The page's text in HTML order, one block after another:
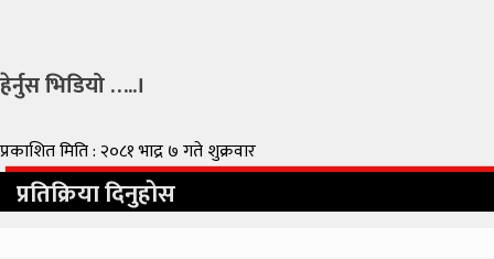
हेर्नुस भिडियो …..।
प्रकाशित मिति : २०८१ भाद्र ७ गते शुक्रवार
प्रतिक्रिया दिनुहोस